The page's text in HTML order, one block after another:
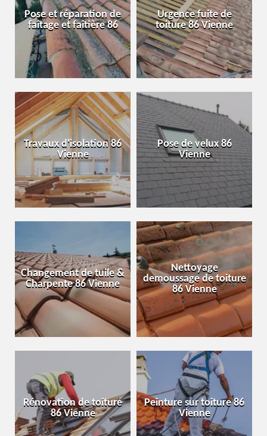
Pose et réparation de
faîtage et faîtière 86
Urgence fuite de
toiture 86 Vienne
Travaux d'isolation 86
Vienne
Pose de velux 86
Vienne
Changement de tuile &
Charpente 86 Vienne
Nettoyage
demoussage de toiture
86 Vienne
Rénovation de toiture
86 Vienne
Peinture sur toiture 86
Vienne